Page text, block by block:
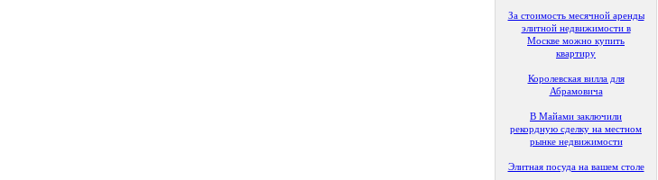
За стоимость месячной аренды
элитной недвижимости в
Москве можно купить
квартиру
Королевская вилла для
Абрамовича
В Майами заключили
рекордную сделку на местном
рынке недвижимости
Элитная посуда на вашем столе